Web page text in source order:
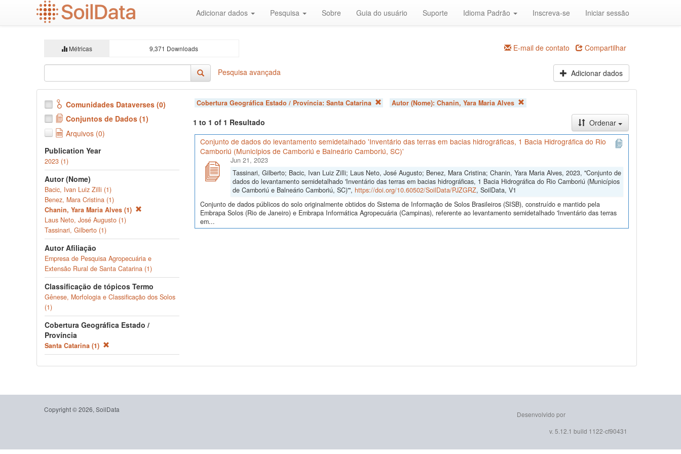
Adicionar dados Pesquisa Sobre Guia do usuário Suporte Idioma Padrão Inscreva-se Iniciar sessão
Métricas 9,371 Downloads E-mail de contato Compartilhar
Pesquisa avançada Adicionar dados
Comunidades Dataverses (0)
Conjuntos de Dados (1)
Arquivos (0)
Publication Year
2023 (1)
Autor (Nome)
Bacic, Ivan Luiz Zilli (1)
Benez, Mara Cristina (1)
Chanin, Yara Maria Alves (1)
Laus Neto, José Augusto (1)
Tassinari, Gilberto (1)
Autor Afiliação
Empresa de Pesquisa Agropecuária e
Extensão Rural de Santa Catarina (1)
Classificação de tópicos Termo
Gênese, Morfologia e Classificação dos Solos
(1)
Cobertura Geográfica Estado /
Província
Santa Catarina (1)
Cobertura Geográfica Estado / Província: Santa Catarina Autor (Nome): Chanin, Yara Maria Alves
1 to 1 of 1 Resultado
Ordenar
Conjunto de dados do levantamento semidetalhado 'Inventário das terras em bacias hidrográficas, 1 Bacia Hidrográfica do Rio
Camboriú (Municípios de Camboriú e Balneário Camboriú, SC)'
Jun 21, 2023
Tassinari, Gilberto; Bacic, Ivan Luiz Zilli; Laus Neto, José Augusto; Benez, Mara Cristina; Chanin, Yara Maria Alves, 2023, "Conjunto de
dados do levantamento semidetalhado 'Inventário das terras em bacias hidrográficas, 1 Bacia Hidrográfica do Rio Camboriú (Municípios
de Camboriú e Balneário Camboriú, SC)'", https://doi.org/10.60502/SoilData/PJZGRZ, SoilData, V1
Conjunto de dados públicos do solo originalmente obtidos do Sistema de Informação de Solos Brasileiros (SISB), construído e mantido pela
Embrapa Solos (Rio de Janeiro) e Embrapa Informática Agropecuária (Campinas), referente ao levantamento semidetalhado 'Inventário das terras
em...
Copyright © 2026, SoilData
Desenvolvido por
v. 5.12.1 build 1122-cf90431